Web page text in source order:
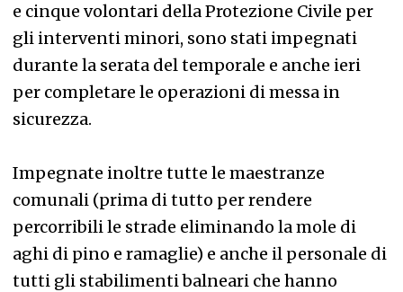
e cinque volontari della Protezione Civile per
gli interventi minori, sono stati impegnati
durante la serata del temporale e anche ieri
per completare le operazioni di messa in
sicurezza.
Impegnate inoltre tutte le maestranze
comunali (prima di tutto per rendere
percorribili le strade eliminando la mole di
aghi di pino e ramaglie) e anche il personale di
tutti gli stabilimenti balneari che hanno